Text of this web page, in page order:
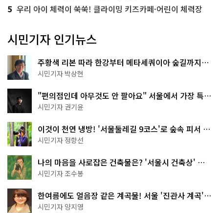
5 우리 아이 체력이 쑥쑥! 클라이밍 키즈카페·어린이 체력장
시민기자 인기뉴스
주황색 리본 따라 한강부터 메타세쿼이아 숲길까지…
서울둘레길 15코스
시민기자 박상현
"편의점인데 아무것도 안 팔아요" 서울에서 가장 특별
한 편의점의 정체
시민기자 권기윤
이것이 천연 냉방! '서울둘레길 9코스'로 숲속 피서 떠
나볼까
시민기자 정향선
나의 마음을 사로잡은 건축물은? '서울시 건축상' 수
상작 공개!
시민기자 조수봉
한여름에도 얼음장 같은 계곡물! 서울 '진관사 계곡'이
천국이네~
시민기자 양지영